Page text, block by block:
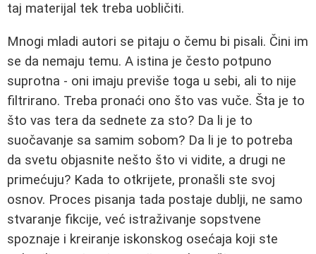
taj materijal tek treba uobličiti.
Mnogi mladi autori se pitaju o čemu bi pisali. Čini im
se da nemaju temu. A istina je često potpuno
suprotna - oni imaju previše toga u sebi, ali to nije
filtrirano. Treba pronaći ono što vas vuče. Šta je to
što vas tera da sednete za sto? Da li je to
suočavanje sa samim sobom? Da li je to potreba
da svetu objasnite nešto što vi vidite, a drugi ne
primećuju? Kada to otkrijete, pronašli ste svoj
osnov. Proces pisanja tada postaje dublji, ne samo
stvaranje fikcije, već istraživanje sopstvene
spoznaje i kreiranje iskonskog osećaja koji ste